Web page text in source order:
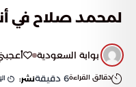
لمحمد صلاح في
بوابة السعودية
دقائق القراءة6 دقيقةنشر: